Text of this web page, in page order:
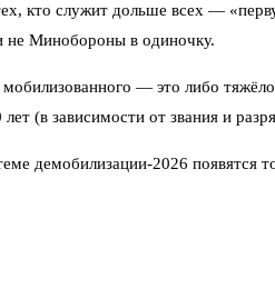
кто служит дольше всех —
не Минобороны в одиночку.
— это либо
(в зависимости от звания и
демобилизации-2026 появятся